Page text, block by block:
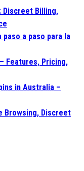
Discreet Billing,
a paso para la
Features, Pricing,
in Australia –
Browsing, Discreet